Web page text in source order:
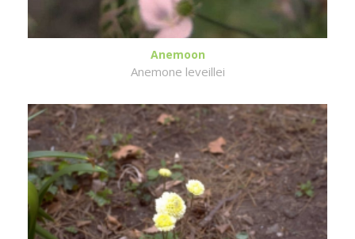
Anemoon
Anemone leveillei